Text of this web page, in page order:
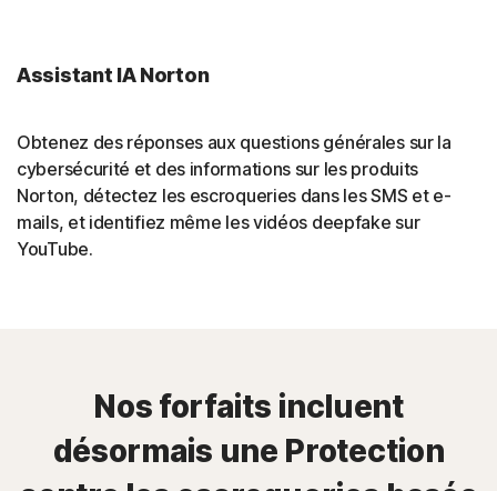
Assistant IA Norton
Obtenez des réponses aux questions générales sur la
cybersécurité et des informations sur les produits
Norton, détectez les escroqueries dans les SMS et e-
mails, et identifiez même les vidéos deepfake sur
YouTube.
Nos forfaits incluent
désormais une Protection